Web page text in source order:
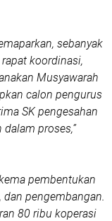
sebanyak
koordinasi,
Musyawarah
calon pengurus
SK pengesahan
proses,”
pembentukan
pengembangan.
80 ribu koperasi